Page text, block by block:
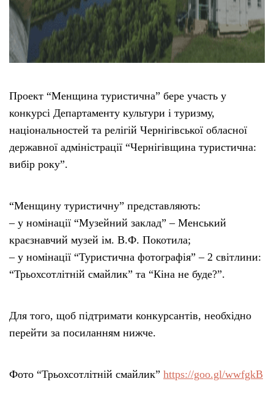
Проект “Менщина туристична” бере участь у
конкурсі Департаменту культури і туризму,
національностей та релігій Чернігівської обласної
державної адміністрації “Чернігівщина туристична:
вибір року”.
“Менщину туристичну” представляють:
– у номінації “Музейний заклад” – Менський
краєзнавчий музей ім. В.Ф. Покотила;
– у номінації “Туристична фотографія” – 2 світлини:
“Трьохсотлітній смайлик” та “Кіна не буде?”.
Для того, щоб підтримати конкурсантів, необхідно
перейти за посиланням нижче.
Фото “Трьохсотлітній смайлик” https://goo.gl/wwfgkB